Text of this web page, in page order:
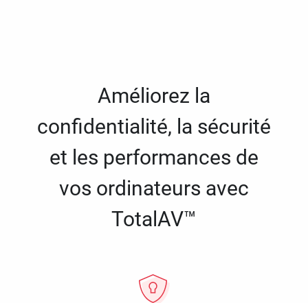
Améliorez la
confidentialité, la sécurité
et les performances de
vos ordinateurs avec
TotalAV™